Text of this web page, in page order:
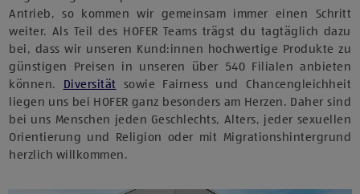
Antrieb, so kommen wir gemeinsam immer einen Schritt
weiter. Als Teil des HOFER Teams trägst du tagtäglich dazu
bei, dass wir unseren Kund:innen hochwertige Produkte zu
günstigen Preisen in unseren über 540 Filialen anbieten
können. Diversität sowie Fairness und Chancengleichheit
liegen uns bei HOFER ganz besonders am Herzen. Daher sind
bei uns Menschen jeden Geschlechts, Alters, jeder sexuellen
Orientierung und Religion oder mit Migrationshintergrund
herzlich willkommen.